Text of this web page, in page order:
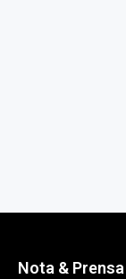
Nota & Prensa